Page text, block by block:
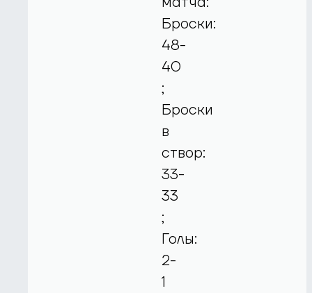
Броски:
48-
40
;
Броски
в
створ:
33-
33
;
Голы:
2-
1